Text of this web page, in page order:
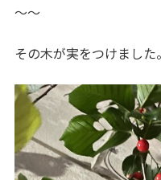
～～
その木が実をつけました。